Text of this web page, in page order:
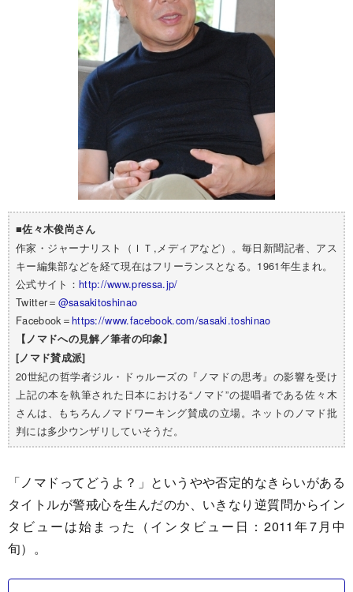
■佐々木俊尚さん
作家・ジャーナリスト（ＩＴ,メディアなど）。毎日新聞記者、アス
キー編集部などを経て現在はフリーランスとなる。1961年生まれ。
公式サイト： http://www.pressa.jp/
Twitter＝ @sasakitoshinao
Facebook＝https://www.facebook.com/sasaki.toshinao
【ノマドへの見解／筆者の印象】
[ノマド賛成派]
20世紀の哲学者ジル・ドゥルーズの『ノマドの思考』の影響を受け
上記の本を執筆された日本における“ノマド”の提唱者である佐々木
さんは、もちろんノマドワーキング賛成の立場。ネットのノマド批
判には多少ウンザリしていそうだ。
「ノマドってどうよ？」というやや否定的なきらいがある
タイトルが警戒心を生んだのか、いきなり逆質問からイン
タビューは始まった（インタビュー日：2011年7月中
旬）。